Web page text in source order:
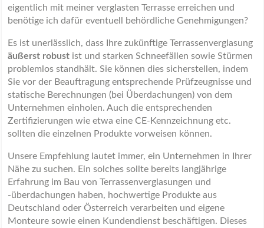
eigentlich mit meiner verglasten Terrasse erreichen und
benötige ich dafür eventuell behördliche Genehmigungen?
Es ist unerlässlich, dass Ihre zukünftige Terrassenverglasung
äußerst robust ist und starken Schneefällen sowie Stürmen
problemlos standhält. Sie können dies sicherstellen, indem
Sie vor der Beauftragung entsprechende Prüfzeugnisse und
statische Berechnungen (bei Überdachungen) von dem
Unternehmen einholen. Auch die entsprechenden
Zertifizierungen wie etwa eine CE-Kennzeichnung etc.
sollten die einzelnen Produkte vorweisen können.
Unsere Empfehlung lautet immer, ein Unternehmen in Ihrer
Nähe zu suchen. Ein solches sollte bereits langjährige
Erfahrung im Bau von Terrassenverglasungen und
-überdachungen haben, hochwertige Produkte aus
Deutschland oder Österreich verarbeiten und eigene
Monteure sowie einen Kundendienst beschäftigen. Dieses